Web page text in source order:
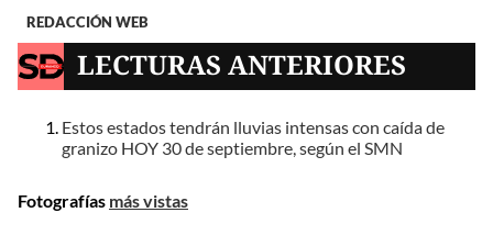
REDACCIÓN WEB
LECTURAS ANTERIORES
Estos estados tendrán lluvias intensas con caída de
granizo HOY 30 de septiembre, según el SMN
Fotografías más vistas